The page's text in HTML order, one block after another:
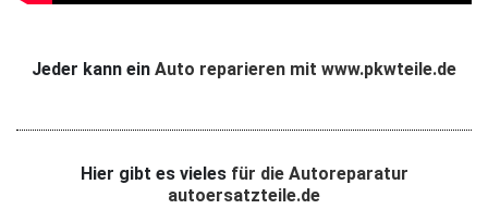
Jeder kann ein Auto reparieren mit www.pkwteile.de
Hier gibt es vieles für die Autoreparatur
autoersatzteile.de